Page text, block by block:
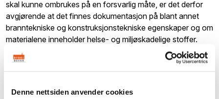
Denne nettsiden anvender cookies
skal kunne ombrukes på en forsvarlig måte, er det derfor
avgjørende at det finnes dokumentasjon på blant annet
branntekniske og konstruksjonstekniske egenskaper og om
materialene inneholder helse- og miljøskadelige stoffer.
Når brukte byggevarer skal selges, må den som selger
produktet vurdere hvilke egenskaper som bør oppgis, slik at
kan brukes i det konkrete prosjektet. Det finnes egne